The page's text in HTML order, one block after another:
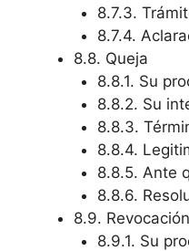
8.7.3.
8.7.4.
8.8. Queja
8.8.1. Su
8.8.2. Su
8.8.3.
8.8.4.
8.8.5. Ante
8.8.6.
8.9. Revocación
8.9.1. Su